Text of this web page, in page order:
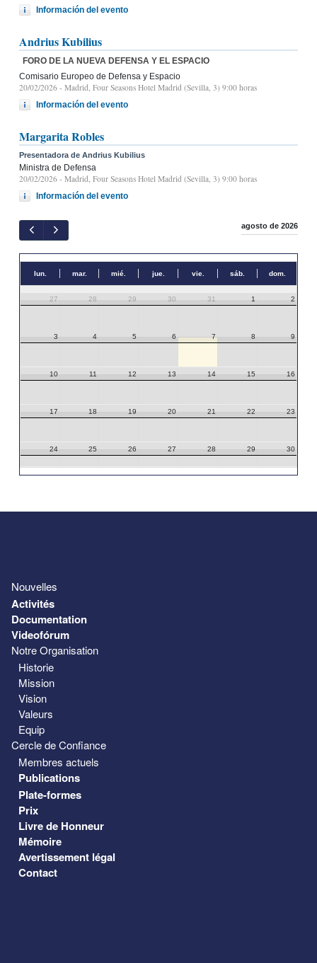
Información del evento
Andrius Kubilius
FORO DE LA NUEVA DEFENSA Y EL ESPACIO
Comisario Europeo de Defensa y Espacio
20/02/2026 - Madrid, Four Seasons Hotel Madrid (Sevilla, 3) 9:00 horas
Información del evento
Margarita Robles
Presentadora de Andrius Kubilius
Ministra de Defensa
20/02/2026 - Madrid, Four Seasons Hotel Madrid (Sevilla, 3) 9:00 horas
Información del evento
agosto de 2026
lun. mar. mié. jue. vie. sáb. dom.
27 28 29 30 31 1 2
3 4 5 6 7 8 9
10 11 12 13 14 15 16
17 18 19 20 21 22 23
24 25 26 27 28 29 30
Nouvelles
Activités
Documentation
Videofórum
Notre Organisation
Historie
Mission
Vision
Valeurs
Equip
Cercle de Confiance
Membres actuels
Publications
Plate-formes
Prix
Livre de Honneur
Mémoire
Avertissement légal
Contact